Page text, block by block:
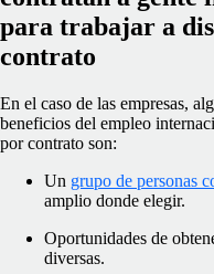
para trabajar a
contrato
En el caso de las empresas,
beneficios del empleo
por contrato son:
Un grupo de personas
amplio donde elegir.
Oportunidades de
diversas.